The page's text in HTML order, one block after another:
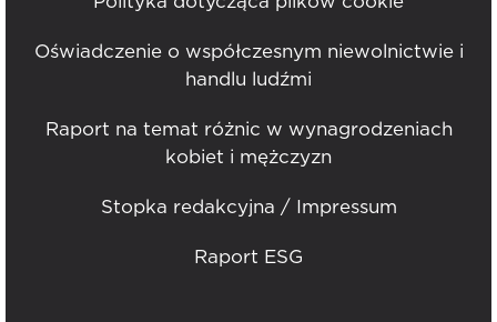
Oświadczenie o współczesnym niewolnictwie i
handlu ludźmi
Raport na temat różnic w wynagrodzeniach
kobiet i mężczyzn
Stopka redakcyjna / Impressum
Raport ESG